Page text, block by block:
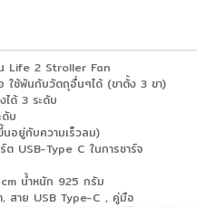
Life 2 Stroller Fan
ใช้พันกับวัตถุอื่นๆได้ (ขาตั้ง 3 ขา)
ได้ 3 ระดับ
บ
นอยู่กับความเร็วลม)
ต USB-Type C ในการชาร์จ
น้ำหนัก 925 กรัม
สาย USB Type-C , คู่มือ